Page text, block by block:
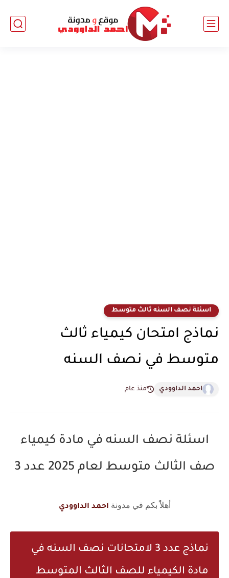
اسئلة نصف السنه ثالث متوسط
نماذج امتحان كيمياء ثالث
متوسط في نصف السنه
احمد الداوودي منذ عام
اسئلة نصف السنه في مادة كيمياء
صف الثالث متوسط لعام 2025 عدد 3
أهلاً بكم في مدونة احمد الداوودي
نماذج عدد 3 لامتحانات نصف السنه في
مادة الكيمياء للصف الثالث المتوسط